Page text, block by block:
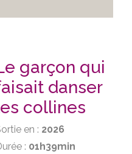
garçon qui
danser
collines
en : 2026
: 01h39min